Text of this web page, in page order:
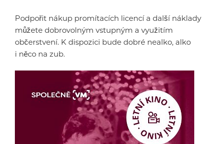
Podpořit nákup promítacích licencí a další náklady
můžete dobrovolným vstupným a využitím
občerstvení. K dispozici bude dobré nealko, alko
i něco na zub.